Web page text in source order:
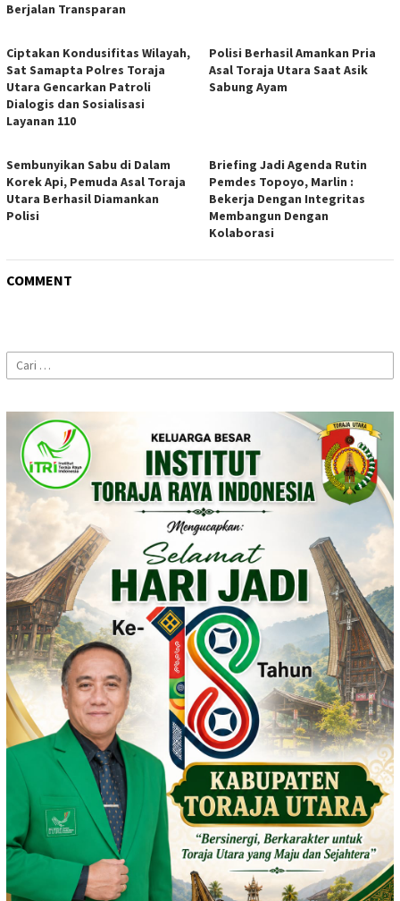
Berjalan Transparan
Ciptakan Kondusifitas Wilayah,
Sat Samapta Polres Toraja
Utara Gencarkan Patroli
Dialogis dan Sosialisasi
Layanan 110
Polisi Berhasil Amankan Pria
Asal Toraja Utara Saat Asik
Sabung Ayam
Sembunyikan Sabu di Dalam
Korek Api, Pemuda Asal Toraja
Utara Berhasil Diamankan
Polisi
Briefing Jadi Agenda Rutin
Pemdes Topoyo, Marlin :
Bekerja Dengan Integritas
Membangun Dengan
Kolaborasi
COMMENT
Cari
untuk: